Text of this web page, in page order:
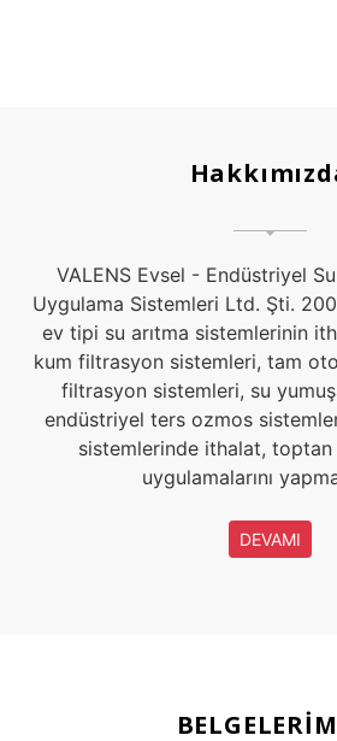
VALENS Evsel - Endüstriyel
Uygulama Sistemleri Ltd. Şti.
ev tipi su arıtma sistemlerinin
kum filtrasyon sistemleri, tam
filtrasyon sistemleri, su
endüstriyel ters ozmos
sistemlerinde ithalat, toptan
uygulamalarını
DEVAMI